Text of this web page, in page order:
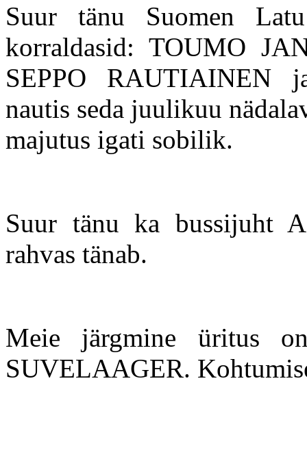
Suur tänu Suomen
korraldasid: TOUMO
SEPPO RAUTIAINEN
nautis seda juulikuu
majutus igati sobilik.
Suur tänu ka bussijuht
rahvas tänab.
Meie järgmine üritus
SUVELAAGER.